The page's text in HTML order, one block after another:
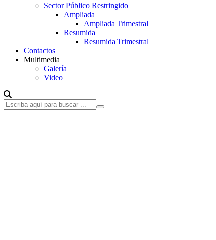
Sector Público Restringido
Ampliada
Ampliada Trimestral
Resumida
Resumida Trimestral
Contactos
Multimedia
Galería
Video